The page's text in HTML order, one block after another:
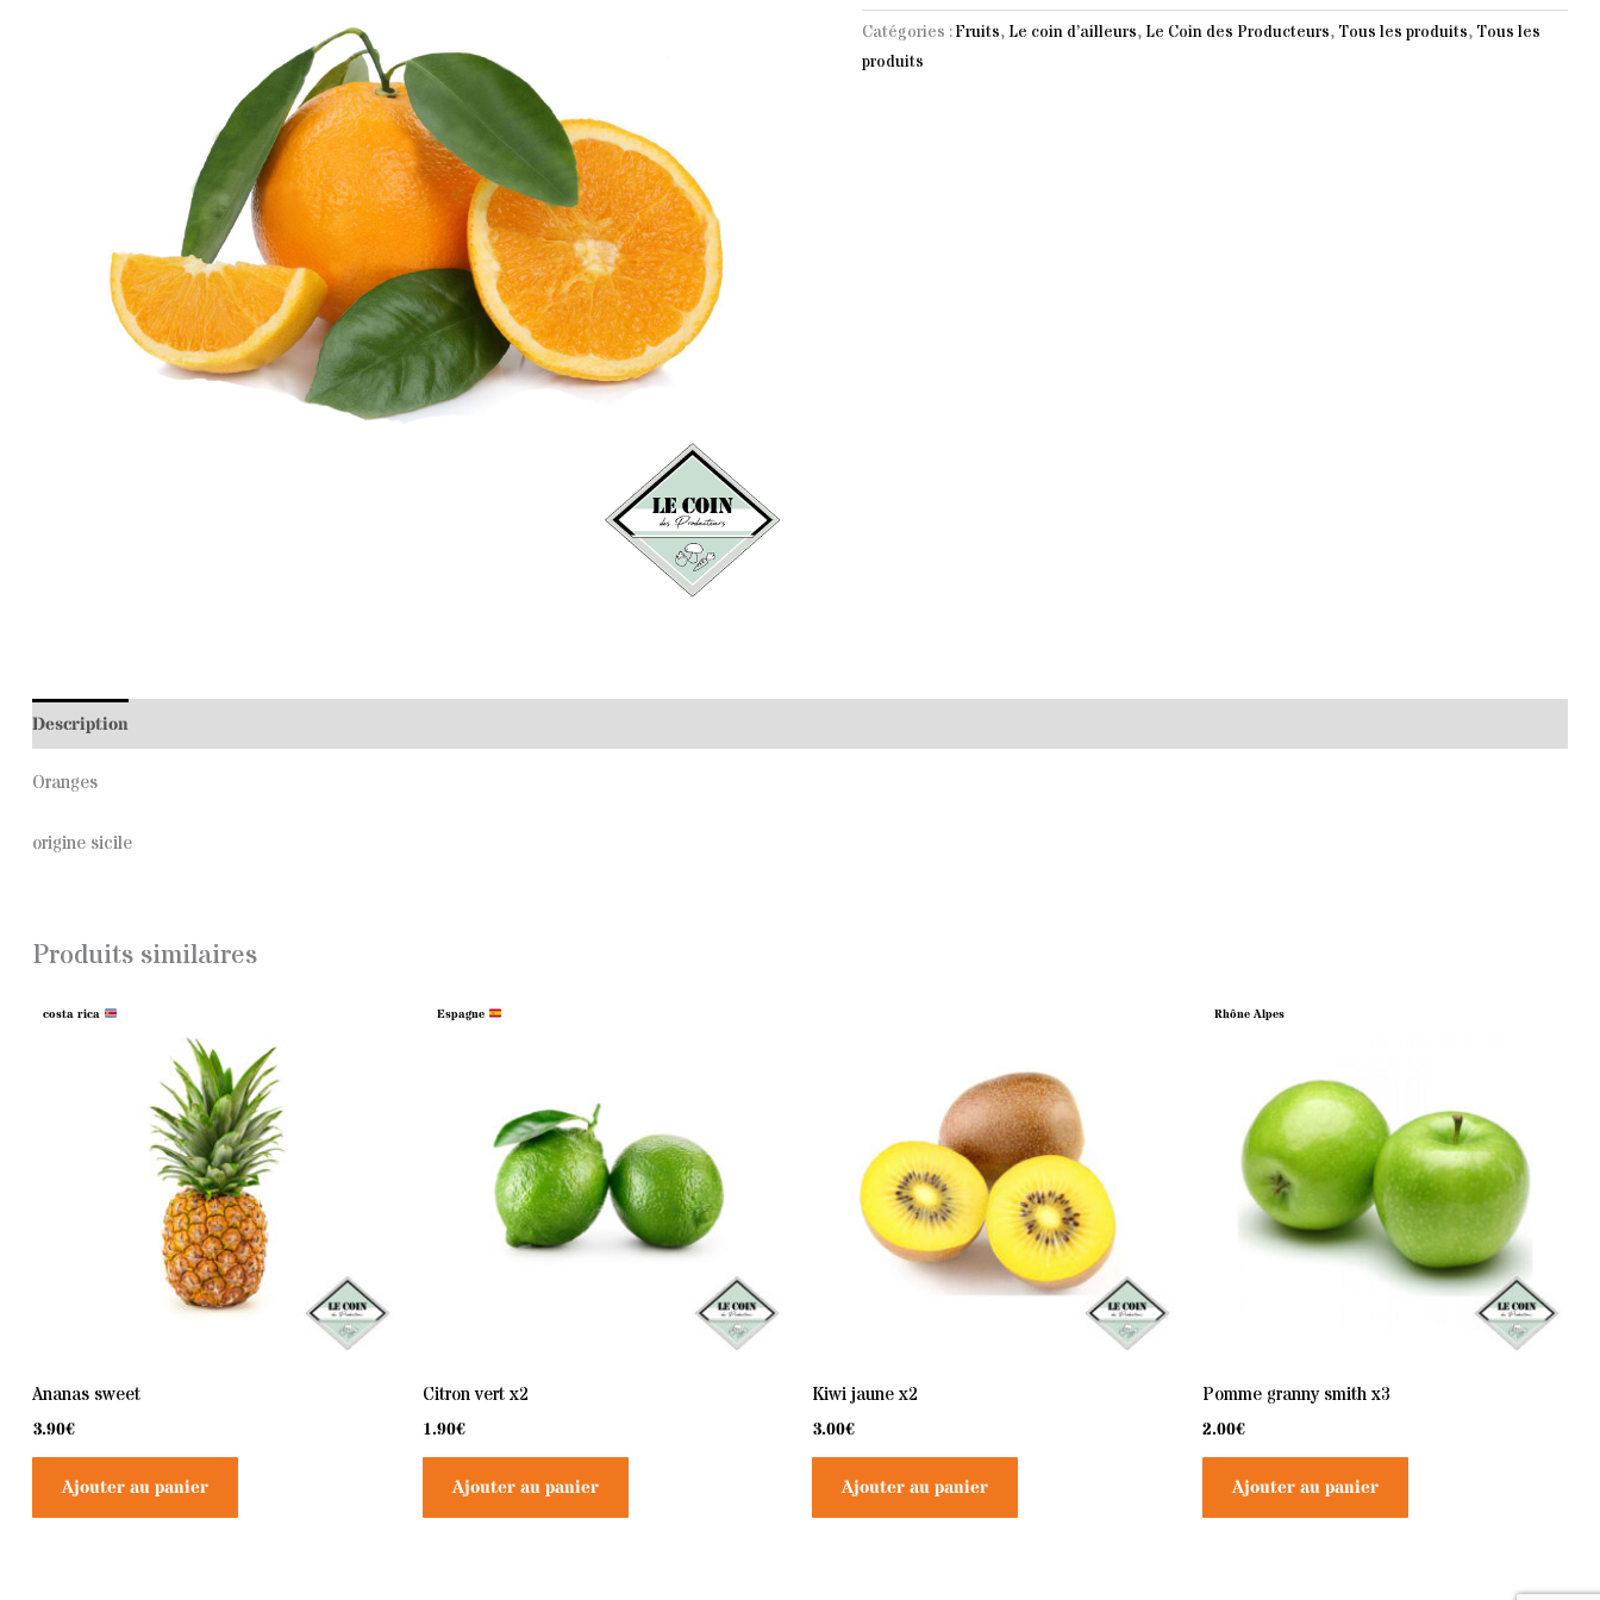
1kg
Catégories :Fruits, Le coin d’ailleurs, Le Coin des Producteurs, Tous les produits, Tous les
produits
Description
Oranges
origine sicile
Produits similaires
costa rica
Ananas sweet
3.90€
Ajouter au panier
Espagne
Citron vert x2
1.90€
Ajouter au panier
Kiwi jaune x2
3.00€
Ajouter au panier
Rhône Alpes
Pomme granny smith x3
2.00€
Ajouter au panier